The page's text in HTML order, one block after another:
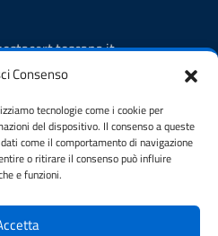
Consenso
tecnologie come i cookie per
del dispositivo. Il consenso a queste
come il comportamento di navigazione
o ritirare il consenso può influire
e funzioni.
fino al 29/10/2024